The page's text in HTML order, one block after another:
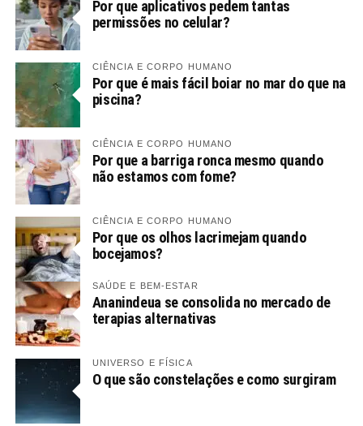
Por que aplicativos pedem tantas
permissões no celular?
CIÊNCIA E CORPO HUMANO
Por que é mais fácil boiar no mar do que na
piscina?
CIÊNCIA E CORPO HUMANO
Por que a barriga ronca mesmo quando
não estamos com fome?
CIÊNCIA E CORPO HUMANO
Por que os olhos lacrimejam quando
bocejamos?
SAÚDE E BEM-ESTAR
Ananindeua se consolida no mercado de
terapias alternativas
UNIVERSO E FÍSICA
O que são constelações e como surgiram